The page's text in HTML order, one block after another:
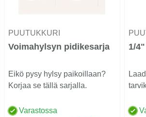
PUUTUKKURI
Voimahylsyn pidikesarja
Eikö pysy hylsy paikoillaan?
Korjaa se tällä sarjalla.
Varastossa
1/